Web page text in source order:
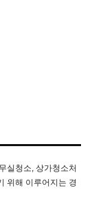
실청소, 상가청소처
위해 이루어지는 경